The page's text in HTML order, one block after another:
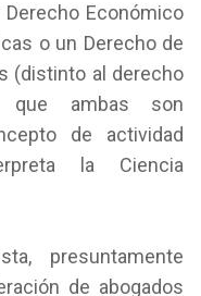
Económico
o un Derecho de
(distinto al derecho
que ambas son
de actividad
la Ciencia
presuntamente
de abogados